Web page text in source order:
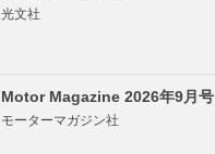
光文社
Motor Magazine 2026年9月号
モーターマガジン社